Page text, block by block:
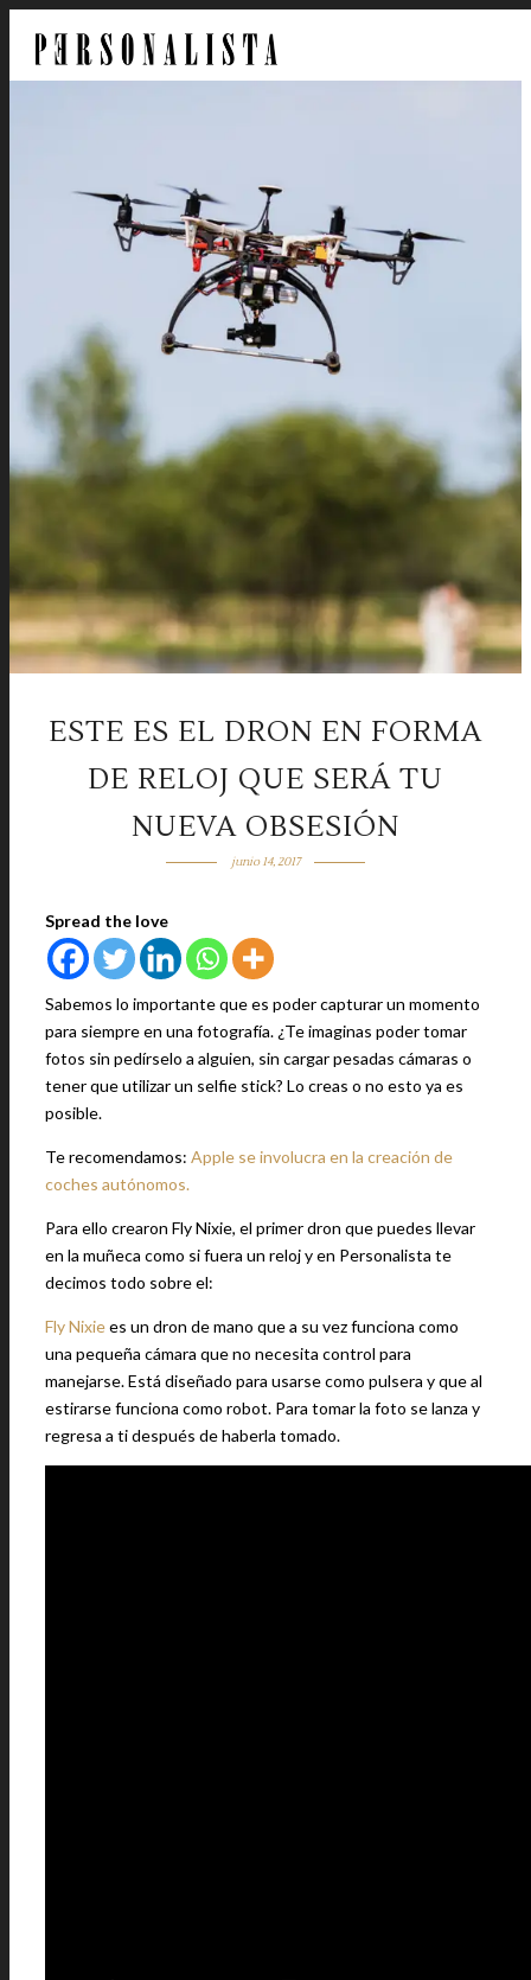
ESTE ES EL DRON EN FORMA
DE RELOJ QUE SERÁ TU
NUEVA OBSESIÓN
junio 14, 2017
Spread the love
Sabemos lo importante que es poder capturar un momento
para siempre en una fotografía. ¿Te imaginas poder tomar
fotos sin pedírselo a alguien, sin cargar pesadas cámaras o
tener que utilizar un selfie stick? Lo creas o no esto ya es
posible.
Te recomendamos: Apple se involucra en la creación de
coches autónomos.
Para ello crearon Fly Nixie, el primer dron que puedes llevar
en la muñeca como si fuera un reloj y en Personalista te
decimos todo sobre el:
Fly Nixiees un dron de mano que a su vez funciona como
una pequeña cámara que no necesita control para
manejarse. Está diseñado para usarse como pulsera y que al
estirarse funciona como robot. Para tomar la foto se lanza y
regresa a ti después de haberla tomado.